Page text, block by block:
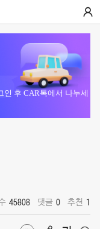
인 후 CAR톡에서 나누세
45808 댓글 0 추천 1